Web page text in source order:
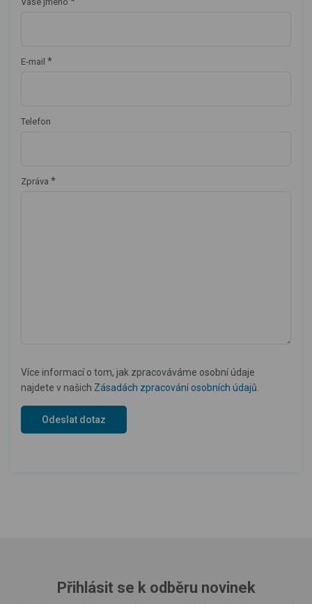
E-mail *
Telefon
Zpráva *
Více informací o tom, jak zpracováváme osobní údaje
najdete v našich Zásadách zpracování osobních údajů.
Přihlásit se k odběru novinek